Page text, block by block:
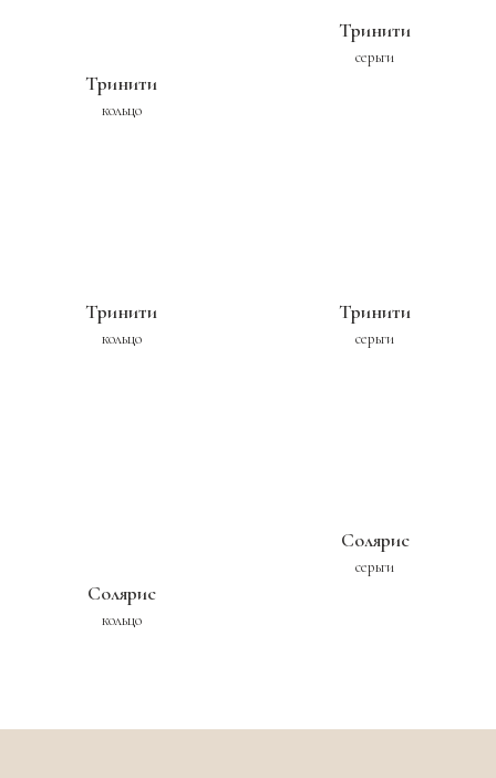
Тринити
кольцо
Тринити
серьги
Тринити
кольцо
Тринити
серьги
Солярис
кольцо
Солярис
серьги